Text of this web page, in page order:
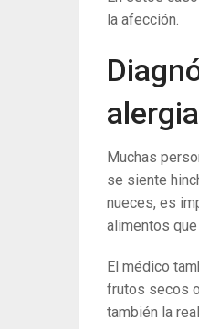
la afección.
Muchas
se siente
nueces, es
alimentos
El médico
frutos secos
también la